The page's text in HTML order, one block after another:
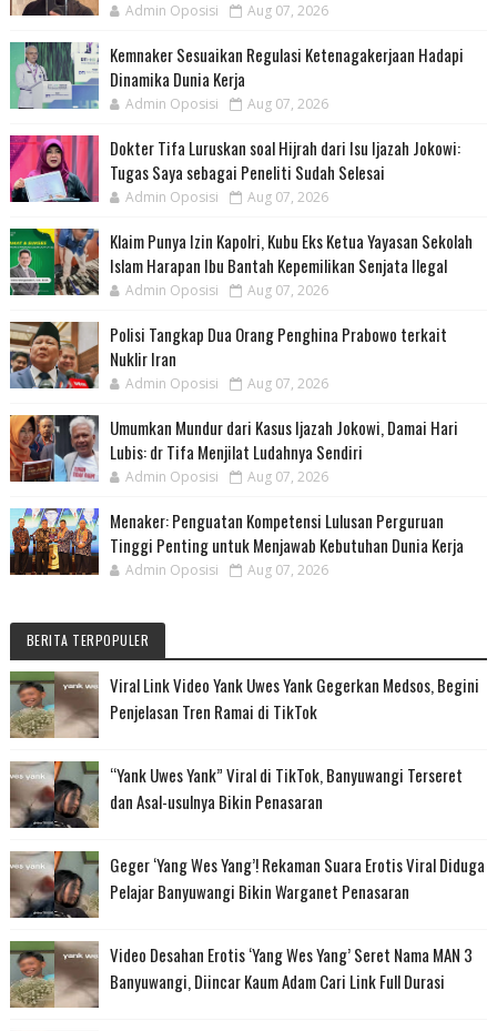
Admin Oposisi Aug 07, 2026
Kemnaker Sesuaikan Regulasi Ketenagakerjaan Hadapi
Dinamika Dunia Kerja
Admin Oposisi Aug 07, 2026
Dokter Tifa Luruskan soal Hijrah dari Isu Ijazah Jokowi:
Tugas Saya sebagai Peneliti Sudah Selesai
Admin Oposisi Aug 07, 2026
Klaim Punya Izin Kapolri, Kubu Eks Ketua Yayasan Sekolah
Islam Harapan Ibu Bantah Kepemilikan Senjata Ilegal
Admin Oposisi Aug 07, 2026
Polisi Tangkap Dua Orang Penghina Prabowo terkait
Nuklir Iran
Admin Oposisi Aug 07, 2026
Umumkan Mundur dari Kasus Ijazah Jokowi, Damai Hari
Lubis: dr Tifa Menjilat Ludahnya Sendiri
Admin Oposisi Aug 07, 2026
Menaker: Penguatan Kompetensi Lulusan Perguruan
Tinggi Penting untuk Menjawab Kebutuhan Dunia Kerja
Admin Oposisi Aug 07, 2026
BERITA TERPOPULER
Viral Link Video Yank Uwes Yank Gegerkan Medsos, Begini
Penjelasan Tren Ramai di TikTok
“Yank Uwes Yank” Viral di TikTok, Banyuwangi Terseret
dan Asal-usulnya Bikin Penasaran
Geger ‘Yang Wes Yang’! Rekaman Suara Erotis Viral Diduga
Pelajar Banyuwangi Bikin Warganet Penasaran
Video Desahan Erotis ‘Yang Wes Yang’ Seret Nama MAN 3
Banyuwangi, Diincar Kaum Adam Cari Link Full Durasi